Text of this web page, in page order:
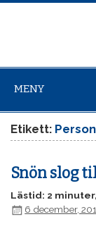
MENY
Etikett:
Snön slog
Lästid: 2
6 december,